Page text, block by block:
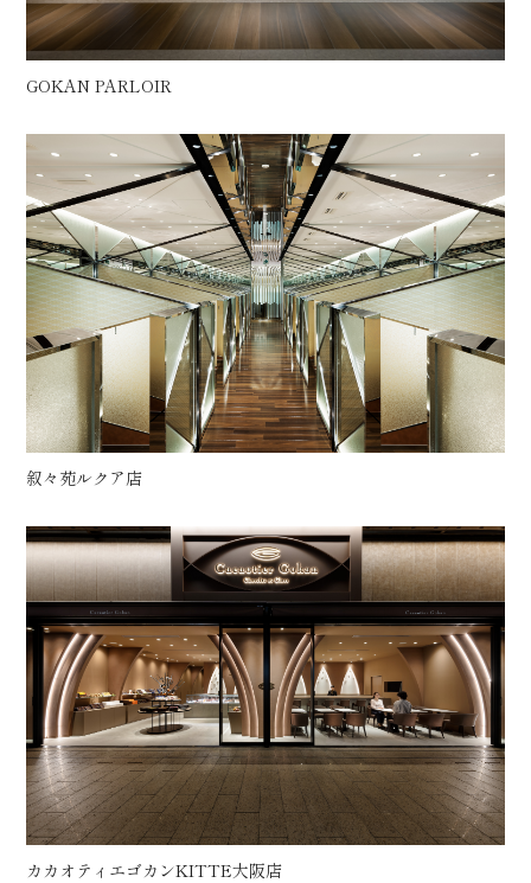
Residence
GOKAN PARLOIR
叙々苑ルクア店
カカオティエゴカンKITTE大阪店